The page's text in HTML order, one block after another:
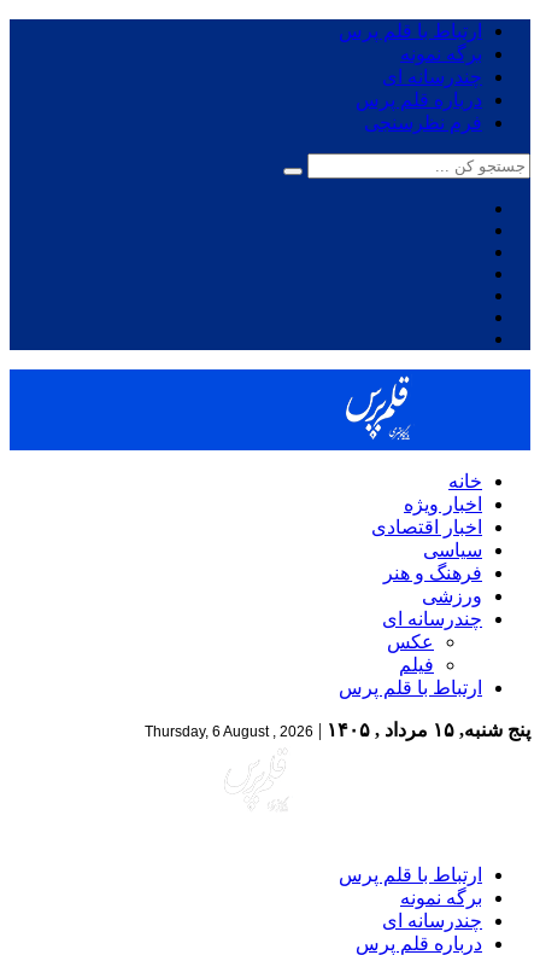
ارتباط با قلم پرس
برگه نمونه
چندرسانه ای
درباره قلم پرس
فرم نظرسنجی
خانه
اخبار ویژه
اخبار اقتصادی
سیاسی
فرهنگ و هنر
ورزشی
چندرسانه ای
عکس
فیلم
ارتباط با قلم پرس
پنج شنبه, ۱۵ مرداد , ۱۴۰۵ |
Thursday, 6 August , 2026
ارتباط با قلم پرس
برگه نمونه
چندرسانه ای
درباره قلم پرس